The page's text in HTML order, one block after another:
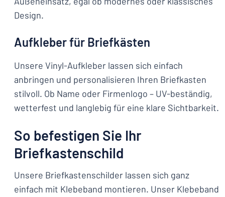
Design.
Aufkleber für Briefkästen
Unsere Vinyl-Aufkleber lassen sich einfach
anbringen und personalisieren Ihren Briefkasten
stilvoll. Ob Name oder Firmenlogo – UV-beständig,
wetterfest und langlebig für eine klare Sichtbarkeit.
So befestigen Sie Ihr
Briefkastenschild
Unsere Briefkastenschilder lassen sich ganz
einfach mit Klebeband montieren. Unser Klebeband